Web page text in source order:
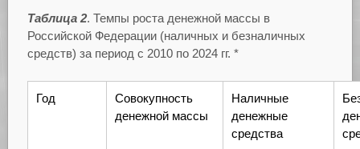
Таблица 2. Темпы роста денежной массы в
Российской Федерации (наличных и безналичных
средств) за период с 2010 по 2024 гг. *
Год
Совокупность
денежной массы
Наличные
денежные
средства